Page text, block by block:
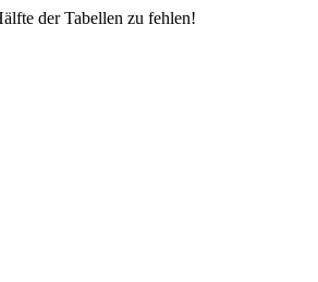
der Tabellen zu fehlen!